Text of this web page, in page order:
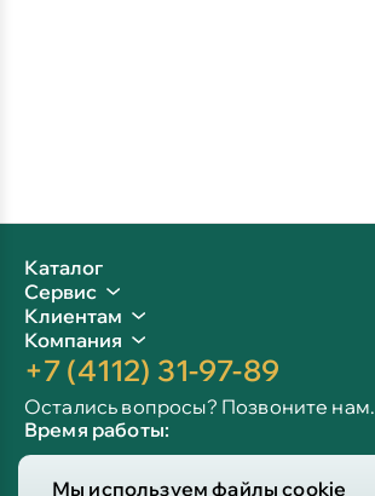
Мы используем файлы cookie
Каталог
Сервис
Клиентам
Компания
+7 (4112) 31-97-89
Остались вопросы? Позвоните нам.
Время работы: